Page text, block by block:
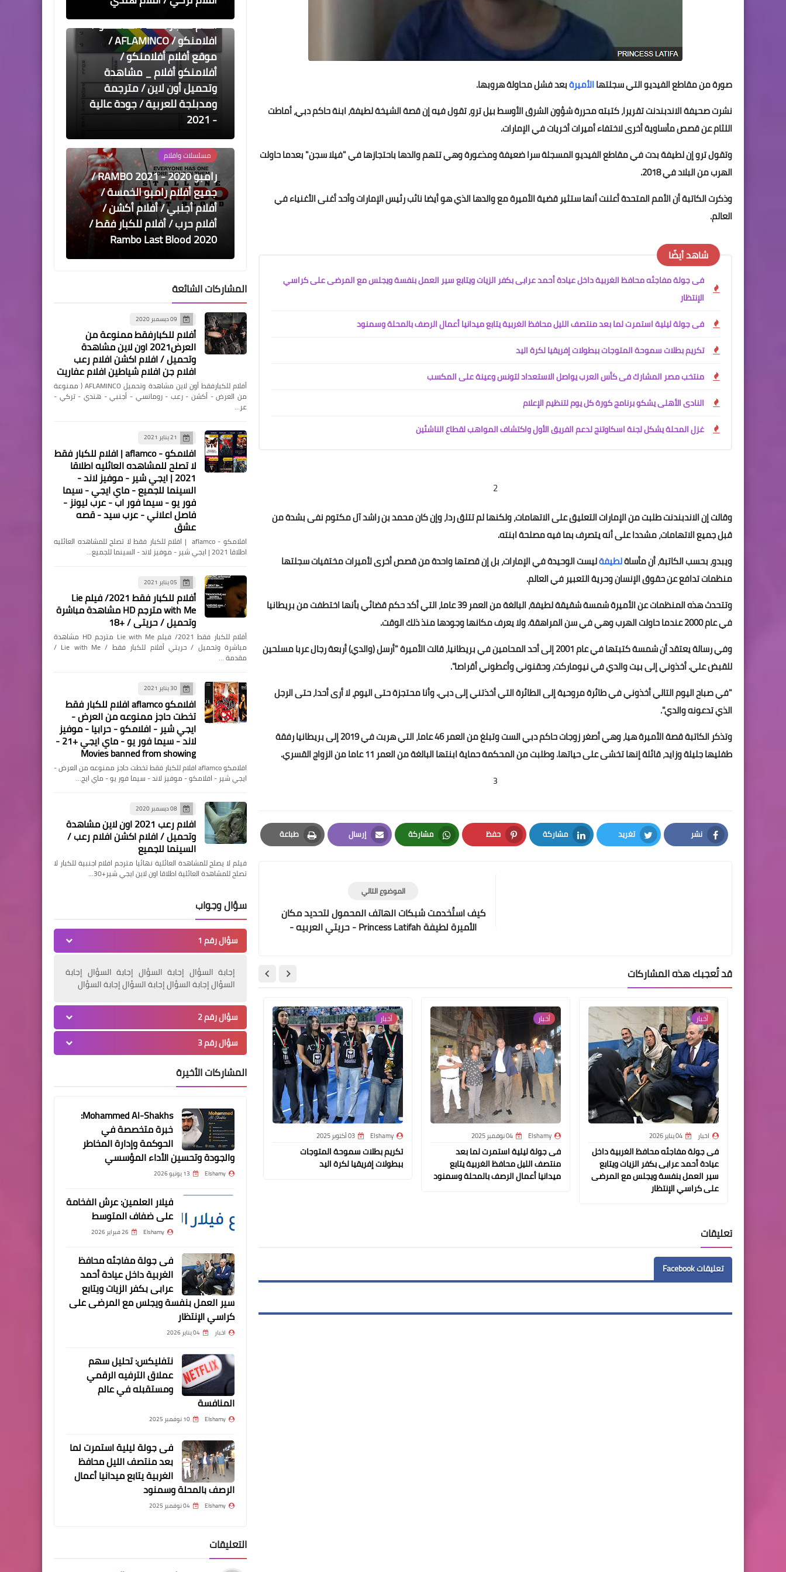
صورة من مقاطع الفيديو التي سجلتهاالأميرةبعد فشل محاولة هروبها.
نشرت صحيفة الاندبندنت تقريرا، كتبته محررة شؤون الشرق الأوسط بيل ترو، تقول فيه إن قصة الشيخة لطيفة، ابنة حاكم دبي، أماطت
اللثام عن قصص مأساوية أخرى لاختفاء أميرات أخريات في الإمارات.
وتقول ترو إن لطيفة بدت في مقاطع الفيديو المسجلة سرا ضعيفة ومذعورة وهي تتهم والدها باحتجازها في "فيلا سجن" بعدما حاولت
الهرب من البلاد في 2018.
وذكرت الكاتبة أن الأمم المتحدة أعلنت أنها ستثير قضية الأميرة مع والدها الذي هو أيضا نائب رئيس الإمارات وأحد أغنى الأغنياء في
العالم.
شاهد أيضًا
فى جولة مفاجئه محافظ الغربية داخل عيادة أحمد عرابى بكفر الزيات ويتابع سير العمل بنفسة ويجلس مع المرضى على كراسي
الإنتظار
فى جولة ليلية استمرت لما بعد منتصف الليل محافظ الغربية يتابع ميدانيا أعمال الرصف بالمحلة وسمنود
تكريم بطلات سموحة المتوجات ببطولات إفريقيا لكرة اليد
منتخب مصر المشارك فى كأس العرب يواصل الاستعداد لتونس وعينة على المكسب
النادى الأهلى يشكو برنامج كورة كل يوم لتنظيم الإعلام
غزل المحلة يشكل لجنة اسكاوتنج لدعم الفريق الأول واكتشاف المواهب لقطاع الناشئين
2
وقالت إن الاندبندنت طلبت من الإمارات التعليق على الاتهامات، ولكنها لم تتلق ردا، وإن كان محمد بن راشد آل مكتوم نفى بشدة من
قبل جميع الاتهامات، مشددا على أنه يتصرف بما فيه مصلحة ابنته.
ويبدو، بحسب الكاتبة، أن مأساةلطيفةليست الوحيدة في الإمارات، بل إن قصتها واحدة من قصص أخرى لأميرات مختفيات سجلتها
منظمات تدافع عن حقوق الإنسان وحرية التعبير في العالم.
وتتحدث هذه المنظمات عن الأميرة شمسة شقيقة لطيفة، البالغة من العمر 39 عاما، التي أكد حكم قضائي بأنها اختطفت من بريطانيا
في عام 2000 عندما حاولت الهرب وهي في سن المراهقة. ولا يعرف مكانها وجودها منذ ذلك الوقت.
وفي رسالة يعتقد أن شمسة كتبتها في عام 2001 إلى أحد المحامين في بريطانيا، قالت الأميرة "أرسل (والدي) أربعة رجال عربا مسلحين
للقبض علي. أخذوني إلى بيت والدي في نيوماركت، وحقنوني وأعطوني أقراصا".
"في صباح اليوم التالي أخذوني في طائرة مروحية إلى الطائرة التي أخذتني إلى دبي. وأنا محتجزة حتى اليوم، لا أرى أحدا، حتى الرجل
الذي تدعونه والدي".
وتذكر الكاتبة قصة الأميرة هيا، وهي أصغر زوجات حاكم دبي الست وتبلغ من العمر 46 عاما، التي هربت في 2019 إلى بريطانيا رفقة
طفليها جليلة وزايد، قائلة إنها تخشى على حياتها. وطلبت من المحكمة حماية ابنتها البالغة من العمر 11 عاما من الزواج القسري.
3
نشر
Facebook
تغريد
Twitter
مشاركة
LinkedIn
حفظ
Pinterest
مشاركة
Whatsapp
إرسال
Email
طباعة
Print
الموضوع التالي
كيف استُخدمت شبكات الهاتف المحمول لتحديد مكان
الأميرة لطيفة Princess Latifah - حريتي العربيه -
قد تُعجبك هذه المشاركات
أخبار
اخبار 04 يناير 2026
فى جولة مفاجئه محافظ الغربية داخل
عيادة أحمد عرابى بكفر الزيات ويتابع
سير العمل بنفسة ويجلس مع المرضى
على كراسي الإنتظار
أخبار
Elshamy 04 نوفمبر 2025
فى جولة ليلية استمرت لما بعد
منتصف الليل محافظ الغربية يتابع
ميدانيا أعمال الرصف بالمحلة وسمنود
أخبار
Elshamy 03 أكتوبر 2025
تكريم بطلات سموحة المتوجات
ببطولات إفريقيا لكرة اليد
أخبار
Elshamy 14 سبتمبر 2025
منتخب مصر المشارك فى كأس العرب
يواصل الاستعداد لتونس وعينة على
المكسب
أخبار
النادى الأهلى يشكو
تعليقات
تعليقات Facebook
مسلسلات وافلام
أفلام للكبار فقط / أفلامنكو /
افلامنكو / AFLAMINCO /
موقع أفلام أفلامنكو /
أفلامنكو أفلام _ مشاهدة
وتحميل أون لاين / مترجمة
ومدبلجة للعربية / جودة عالية
- 2021
مسلسلات وافلام
رامبو 2020 - 2021 RAMBO /
جميع أفلام رامبو الخمسة /
أفلام أجنبي / أفلام أكشن /
أفلام حرب / أفلام للكبار فقط /
Rambo Last Blood 2020
منوعات
مشاهدة فيلم Angie: Lost
Girls 2020 مترجم / افلامنكو /
أفلامنكو / AFLAMINCO
مشاهدة فيلم Gabriel’s
Inferno Part III 2020 مترجم /
افلامنكو / أفلامنكو /
AFLAMINCO
منوعات
مشاهدة فيلم After We
افلامنكو/ أفلامنكو /
aflaminco
18 ديسمبر 2020
Book of Boba Fett" في خاتمة
الموسم "Mandalorian"
منوعات
(أكثر من 50 نوعًا من اللقطات
والزوايا في الفيلم) / HOW TO
SHOT LIST
16 ديسمبر 2020
منوعات
كيف يتم تصوير أفلام هوليوود
- Hollywood films
15 ديسمبر 2020
منوعات
العربية التي تم تقديمها رسميا
/ افلامنكو AFLAMINCO
23 ديسمبر 2020 مسلسلات وافلام
جوائز الأوسكار 2021: فيلم
Malayalam Jallikattu يحصل
على دخول أوسكار ، تعرف على
ما يميز قصته
مسلسلات وافلام
أفلام للكبار فقط / أفلام رعب
عن الجن والعفاريت 2020 /
2021 / 2017 / 2018 / 2010 /
أفلام رعب تركي /أفلام رعب
حلوة / افلامنكو aflaminco
مسلسلات وافلام
شياطين افلام عفاريت أفلام
للكبارفقط 2021-2020 / أفلام
أكشن / أفلام للكبار فقط /
أفلام ممنوعه من العرض /
أفلام أجنبي / أفلام عربي /
أفلام تركي / أفلام هندي
مسلسلات وافلام
أفلام للكبار فقط / أفلامنكو /
افلامنكو / AFLAMINCO /
موقع أفلام أفلامنكو /
أفلامنكو أفلام _ مشاهدة
ومدبلجة للعربية / جودة عالية
- 2021
المشاركات الشائعة
09 ديسمبر 2020
أفلام للكبارفقط ممنوعة من
العرض2021 اون لاين مشاهدة
وتحميل / افلام اكشن افلام رعب
افلام جن افلام شياطين افلام عفاريت
أفلام للكبارفقط أون لاين مشاهدة وتحميل AFLAMINCO ( ممنوعة
من العرض - أكشن - رعب - رومانسي - أجنبي - هندي - تركي -
عر…
21 يناير 2021
افلامكو - aflamco | افلام للكبار فقط
لا تصلح للمشاهده العائليه اطلاقا
2021 | ايجي شير - موفيز لاند -
السينما للجميع - ماي ايجي - سيما
فور يو - سيما فور اب - عرب ليونز -
فاصل اعلاني - عرب سيد - قصه
عشق
افلامكو - aflamco | افلام للكبار فقط لا تصلح للمشاهده العائليه
اطلاقا 2021 | ايجي شير - موفيز لاند - السينما للجميع…
05 يناير 2021
أفلام للكبار فقط 2021/ فيلم Lie
with Me مترجم HD مشاهدة مباشرة
وتحميل / حريتي / +18
أفلام للكبار فقط 2021/ فيلم Lie with Me مترجم HD مشاهدة
مباشرة وتحميل / حريتي أفلام للكبار فقط / Lie with Me /
مقدمة …
30 يناير 2021
افلامكو aflamco افلام للكبار فقط
تخطت حاجز ممنوعه من العرض -
ايجي شير - افلامكو - حرابيا - موفيز
لاند - سيما فور يو - ماي ايجي +21 -
Movies banned from showing
افلامكو aflamco افلام للكبار فقط تخطت حاجز ممنوعه من العرض -
ايجي شير - افلامكو - موفيز لاند - سيما فور يو - ماي ايج…
08 ديسمبر 2020
افلام رعب 2021 اون لاين مشاهدة
وتحميل / افلام اكشن افلام رعب /
السينما للجميع
فيلم لا يصلح للمشاهدة العائلية نهائيا مترجم افلام اجنبية للكبار لا
تصلح للمشاهدة العائلية اطلاقا اون لاين ايجي شير+30…
سؤال وجواب
سؤال رقم 1
إجابة السؤال إجابة السؤال إجابة السؤال إجابة
السؤال إجابة السؤال إجابة السؤال إجابة السؤال
سؤال رقم 2
سؤال رقم 3
المشاركات الأخيرة
Mohammed Al-Shakhs:
خبرة متخصصة في
الحوكمة وإدارة المخاطر
والجودة وتحسين الأداء المؤسسي
Elshamy 13 يونيو 2026
فيلار العلمين: عرش الفخامة
على ضفاف المتوسط
Elshamy 26 فبراير 2026
فى جولة مفاجئه محافظ
الغربية داخل عيادة أحمد
عرابى بكفر الزيات ويتابع
سير العمل بنفسة ويجلس مع المرضى على
كراسي الإنتظار
اخبار 04 يناير 2026
نتفليكس: تحليل سهم
عملاق الترفيه الرقمي
ومستقبله في عالم
المنافسة
Elshamy 10 نوفمبر 2025
فى جولة ليلية استمرت لما
بعد منتصف الليل محافظ
الغربية يتابع ميدانيا أعمال
الرصف بالمحلة وسمنود
Elshamy 04 نوفمبر 2025
التعليقات